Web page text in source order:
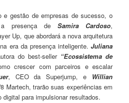
e gestão de empresas de sucesso, o
presença de Samira Cardoso,
Up, que abordará a nova arquitetura
era da presença inteligente. Juliana
do best-seller “Ecossistema de
crescer com parceiros e escalar
, CEO da Superjump, e Willian
Martech, trarão suas experiências em
para impulsionar resultados.